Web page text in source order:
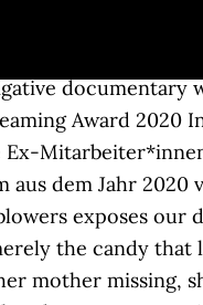
Facebook oder Twitter, Instagram oder TikTok – die sogenannten sozialen Medien sind zu einem festen Bestandteil unseres Alltag geworden. Das Dilemma mit den sozialen Medien (im Original The Social Dilemma) ist ein US-amerikanischer Dokumentarfilm aus dem Jahr 2020, nach einem Drehbuch von Jeff Orlowski, Davis Coombe und Vickie Curtis und unter Regie von Jeff Orlowski. ... Besetzung & Stab. Besetzung: Skyler Gisondo, Kara Hayward, Vincent Kartheiser, Sophia Hammons. Das Dilemma mit den sozialen Medien Was ist. Was this review helpful to you? The Social Dilemma Das Dilemma mit den sozialen Medien ist ein Dokumentarfilmaus dem Jahr 2020 von Jeff Orlowskimit Skyler Gisondo, Kara Haywardund Vincent Kartheiser. Sie wurde von den heftigen Reaktionen der Zuschauer geschlagen, und nachdem sie sich in den sozialen Medien einen Namen gemacht hatte, kehrte sie mit einer schriftlichen Erklärung zurück, um die Schuld zu beseitigen. Written by Once we're hooked and coming back for more, the real commodity they sell is their prowess to influence and manipulate us. [8] Martin Fehrensen bezeichnet Das Dilemma mit den sozialen Medien im Interview mit Deutschlandfunk Kultur als krawallig, es gelinge dem Film aber gut, die technologischen Aspekte und die Mechanismen, um Menschen möglichst lange vor den Bildschirm zu bekommen, darzustellen. ... August 2020 Film Das Dilemma mit den sozialen Medien. [4]